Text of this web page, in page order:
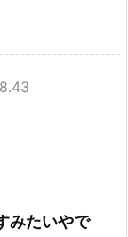
みたいやで